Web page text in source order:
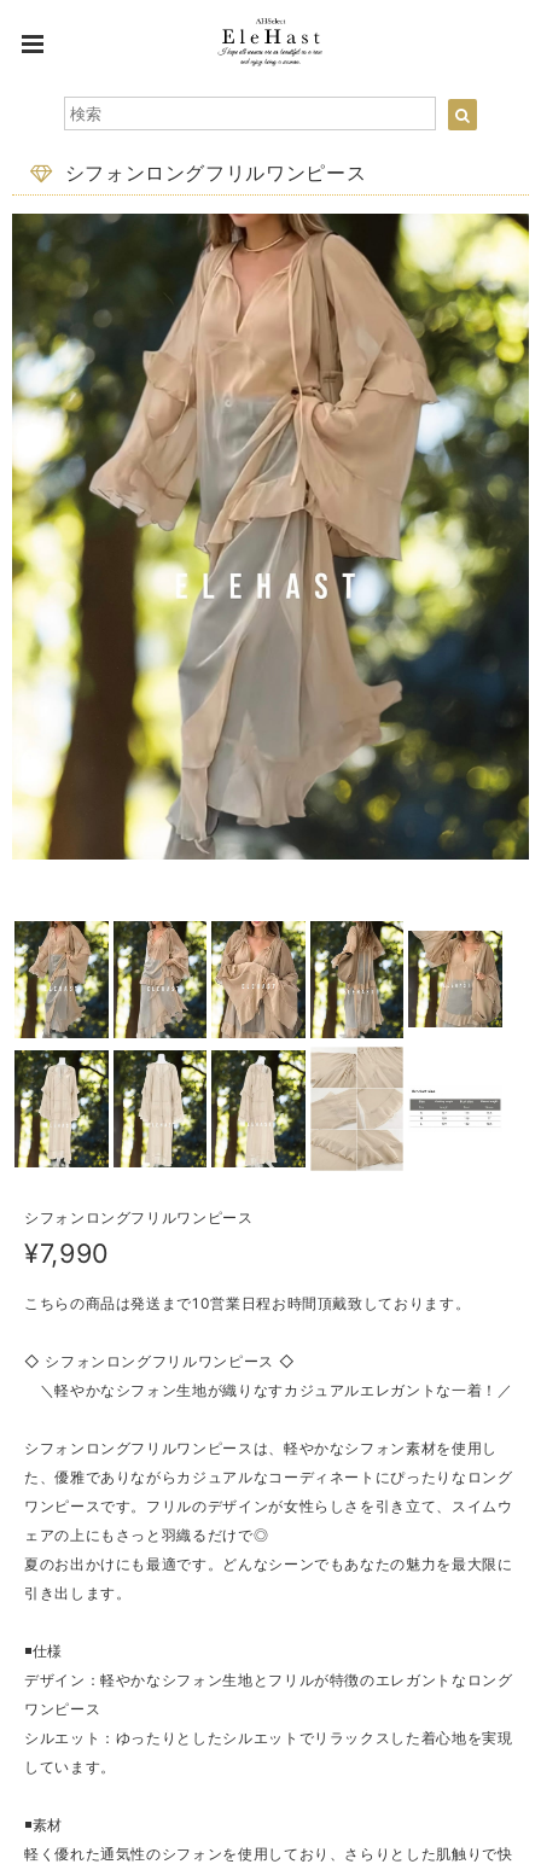
シフォンロングフリルワンピース
シフォンロングフリルワンピース
¥7,990
こちらの商品は発送まで10営業日程お時間頂戴致しております。
◇ シフォンロングフリルワンピース ◇
＼軽やかなシフォン生地が織りなすカジュアルエレガントな一着！／
シフォンロングフリルワンピースは、軽やかなシフォン素材を使用し
た、優雅でありながらカジュアルなコーディネートにぴったりなロング
ワンピースです。フリルのデザインが女性らしさを引き立て、スイムウ
ェアの上にもさっと羽織るだけで◎
夏のお出かけにも最適です。どんなシーンでもあなたの魅力を最大限に
引き出します。
◾️仕様
デザイン：軽やかなシフォン生地とフリルが特徴のエレガントなロング
ワンピース
シルエット：ゆったりとしたシルエットでリラックスした着心地を実現
しています。
◾️素材
軽く優れた通気性のシフォンを使用しており、さらりとした肌触りで快